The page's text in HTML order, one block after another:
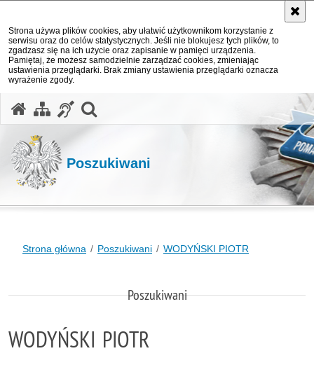
Strona używa plików cookies, aby ułatwić użytkownikom korzystanie z
serwisu oraz do celów statystycznych. Jeśli nie blokujesz tych plików, to
zgadzasz się na ich użycie oraz zapisanie w pamięci urządzenia.
Pamiętaj, że możesz samodzielnie zarządzać cookies, zmieniając
ustawienia przeglądarki. Brak zmiany ustawienia przeglądarki oznacza
wyrażenie zgody.
Poszukiwani
Strona główna Poszukiwani WODYŃSKI PIOTR
Poszukiwani
WODYŃSKI PIOTR